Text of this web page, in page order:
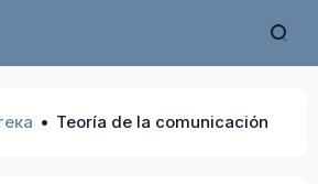
Teoría de la comunicación